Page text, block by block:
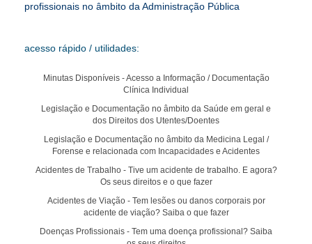
profissionais no âmbito da Administração Pública
acesso rápido / utilidades:
Minutas Disponíveis - Acesso a Informação / Documentação
Clínica Individual
Legislação e Documentação no âmbito da Saúde em geral e
dos Direitos dos Utentes/Doentes
Legislação e Documentação no âmbito da Medicina Legal /
Forense e relacionada com Incapacidades e Acidentes
Acidentes de Trabalho - Tive um acidente de trabalho. E agora?
Os seus direitos e o que fazer
Acidentes de Viação - Tem lesões ou danos corporais por
acidente de viação? Saiba o que fazer
Doenças Profissionais - Tem uma doença profissional? Saiba